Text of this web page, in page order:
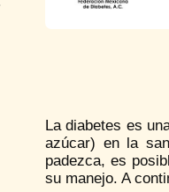
La diabetes es
azúcar) en la
padezca, es
su manejo. A